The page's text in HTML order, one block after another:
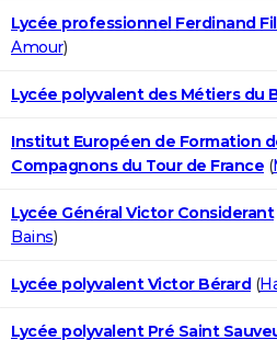
Lycée professionnel Ferdinand
Amour)
Lycée polyvalent des Métiers du
Institut Européen de Formation
Compagnons du Tour de France (
Lycée Général Victor Considerant
Bains)
Lycée polyvalent Victor Bérard(
Lycée polyvalent Pré Saint